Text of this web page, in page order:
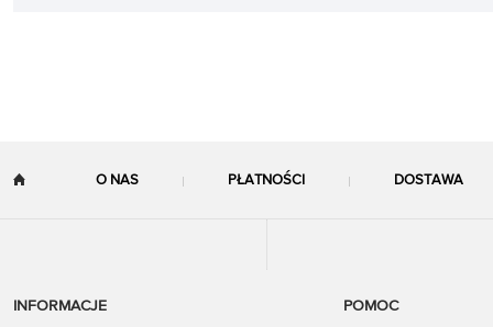
O NAS PŁATNOŚCI DOSTAWA
INFORMACJE POMOC